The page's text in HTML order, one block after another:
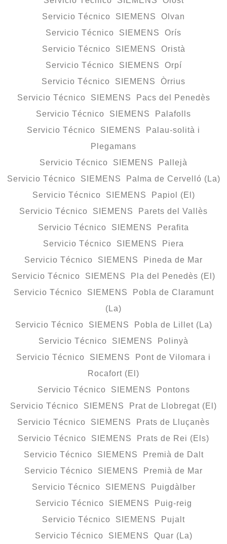
Servicio Técnico SIEMENS Olvan
Servicio Técnico SIEMENS Orís
Servicio Técnico SIEMENS Oristà
Servicio Técnico SIEMENS Orpí
Servicio Técnico SIEMENS Òrrius
Servicio Técnico SIEMENS Pacs del Penedès
Servicio Técnico SIEMENS Palafolls
Servicio Técnico SIEMENS Palau-solità i
Plegamans
Servicio Técnico SIEMENS Pallejà
Servicio Técnico SIEMENS Palma de Cervelló (La)
Servicio Técnico SIEMENS Papiol (El)
Servicio Técnico SIEMENS Parets del Vallès
Servicio Técnico SIEMENS Perafita
Servicio Técnico SIEMENS Piera
Servicio Técnico SIEMENS Pineda de Mar
Servicio Técnico SIEMENS Pla del Penedès (El)
Servicio Técnico SIEMENS Pobla de Claramunt
(La)
Servicio Técnico SIEMENS Pobla de Lillet (La)
Servicio Técnico SIEMENS Polinyà
Servicio Técnico SIEMENS Pont de Vilomara i
Rocafort (El)
Servicio Técnico SIEMENS Pontons
Servicio Técnico SIEMENS Prat de Llobregat (El)
Servicio Técnico SIEMENS Prats de Lluçanès
Servicio Técnico SIEMENS Prats de Rei (Els)
Servicio Técnico SIEMENS Premià de Dalt
Servicio Técnico SIEMENS Premià de Mar
Servicio Técnico SIEMENS Puigdàlber
Servicio Técnico SIEMENS Puig-reig
Servicio Técnico SIEMENS Pujalt
Servicio Técnico SIEMENS Quar (La)